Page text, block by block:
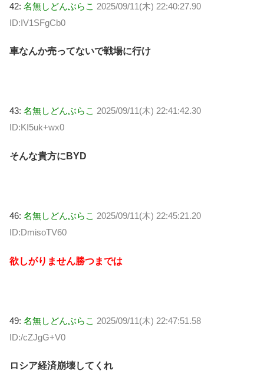
42: 名無しどんぶらこ 2025/09/11(木) 22:40:27.90
ID:IV1SFgCb0
車なんか売ってないで戦場に行け
43: 名無しどんぶらこ 2025/09/11(木) 22:41:42.30
ID:KI5uk+wx0
そんな貴方にBYD
46: 名無しどんぶらこ 2025/09/11(木) 22:45:21.20
ID:DmisoTV60
欲しがりません勝つまでは
49: 名無しどんぶらこ 2025/09/11(木) 22:47:51.58
ID:/cZJgG+V0
ロシア経済崩壊してくれ